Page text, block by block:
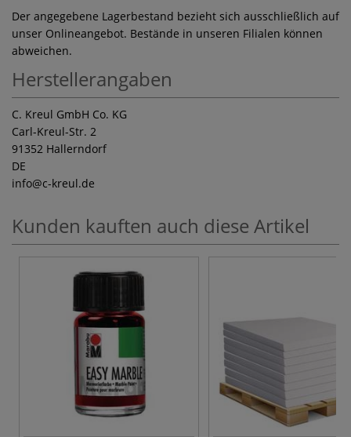
Der angegebene Lagerbestand bezieht sich ausschließlich auf
unser Onlineangebot. Bestände in unseren Filialen können
abweichen.
Herstellerangaben
C. Kreul GmbH Co. KG
Carl-Kreul-Str. 2
91352 Hallerndorf
DE
info@c-kreul.de
Kunden kauften auch diese Artikel